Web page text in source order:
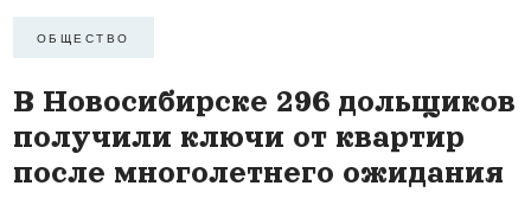
ОБЩЕСТВО
В Новосибирске 296 дольщиков
получили ключи от квартир
после многолетнего ожидания